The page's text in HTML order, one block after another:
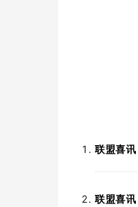
联盟喜
联盟喜